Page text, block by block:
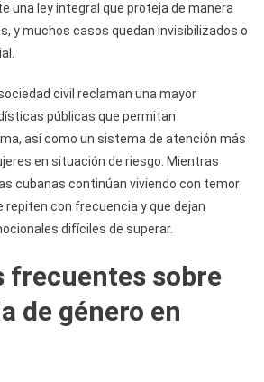
una ley integral que proteja de manera
y muchos casos quedan invisibilizados o
civil reclaman una mayor
públicas que permitan
así como un sistema de atención más
en situación de riesgo. Mientras
cubanas continúan viviendo con temor
repiten con frecuencia y que dejan
difíciles de superar.
frecuentes sobre
de género en